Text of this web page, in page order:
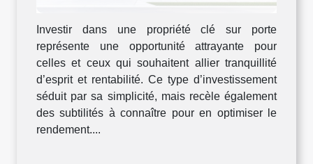
Investir dans une propriété clé sur porte
représente une opportunité attrayante pour
celles et ceux qui souhaitent allier tranquillité
d’esprit et rentabilité. Ce type d’investissement
séduit par sa simplicité, mais recèle également
des subtilités à connaître pour en optimiser le
rendement....